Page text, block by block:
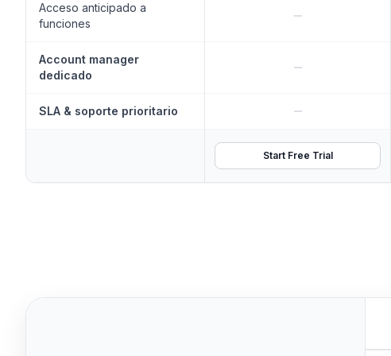
Acceso anticipado a
funciones
Account manager
dedicado
SLA & soporte prioritario
Start Free Trial